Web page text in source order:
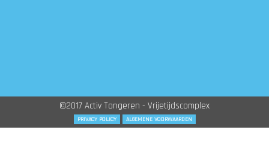
©2017 Activ Tongeren - Vrijetijdscomplex
PRIVACY POLICY ALGEMENE VOORWAARDEN